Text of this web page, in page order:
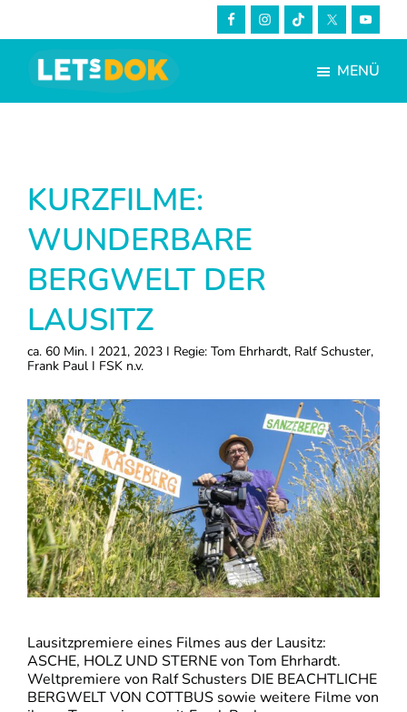
to
content
Fußzeile
springen
LETsDOK
Bundesweite
MENÜ
KURZFILME:
WUNDERBARE
BERGWELT DER
LAUSITZ
ca. 60 Min. I 2021, 2023 I Regie: Tom Ehrhardt, Ralf Schuster,
Frank Paul I FSK n.v.
Lausitzpremiere eines Filmes aus der Lausitz:
ASCHE, HOLZ UND STERNE von Tom Ehrhardt.
Weltpremiere von Ralf Schusters DIE BEACHTLICHE
BERGWELT VON COTTBUS sowie weitere Filme von